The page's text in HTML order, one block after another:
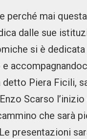
perché mai
dalle sue
si è dedicata
detto Piera Ficili,
Scarso l’inizio
che sarà
presentazioni